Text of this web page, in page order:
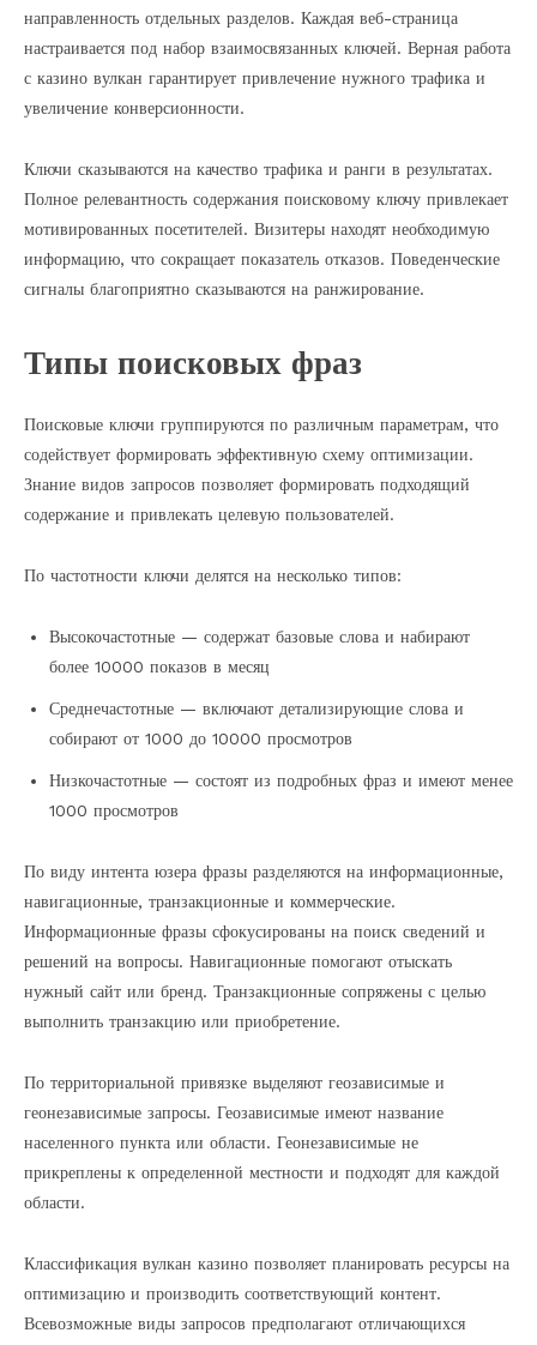
направленность отдельных разделов. Каждая веб-страница
настраивается под набор взаимосвязанных ключей. Верная работа
с казино вулкан гарантирует привлечение нужного трафика и
увеличение конверсионности.
Ключи сказываются на качество трафика и ранги в результатах.
Полное релевантность содержания поисковому ключу привлекает
мотивированных посетителей. Визитеры находят необходимую
информацию, что сокращает показатель отказов. Поведенческие
сигналы благоприятно сказываются на ранжирование.
Типы поисковых фраз
Поисковые ключи группируются по различным параметрам, что
содействует формировать эффективную схему оптимизации.
Знание видов запросов позволяет формировать подходящий
содержание и привлекать целевую пользователей.
По частотности ключи делятся на несколько типов:
Высокочастотные — содержат базовые слова и набирают
более 10000 показов в месяц
Среднечастотные — включают детализирующие слова и
собирают от 1000 до 10000 просмотров
Низкочастотные — состоят из подробных фраз и имеют менее
1000 просмотров
По виду интента юзера фразы разделяются на информационные,
навигационные, транзакционные и коммерческие.
Информационные фразы сфокусированы на поиск сведений и
решений на вопросы. Навигационные помогают отыскать
нужный сайт или бренд. Транзакционные сопряжены с целью
выполнить транзакцию или приобретение.
По территориальной привязке выделяют геозависимые и
геонезависимые запросы. Геозависимые имеют название
населенного пункта или области. Геонезависимые не
прикреплены к определенной местности и подходят для каждой
области.
Классификация вулкан казино позволяет планировать ресурсы на
оптимизацию и производить соответствующий контент.
Всевозможные виды запросов предполагают отличающихся